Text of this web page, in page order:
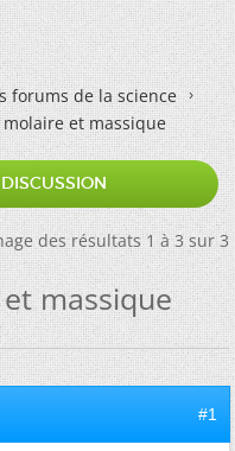
forums de la science
et massique
des résultats 1 à 3 sur 3
massique
#1